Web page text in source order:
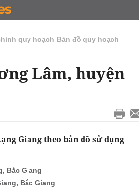
DOANH
quy hoạch Bản đồ quy hoạch
Lâm, huyện
Giang theo bản đồ sử dụng
Bắc Giang
Bắc Giang